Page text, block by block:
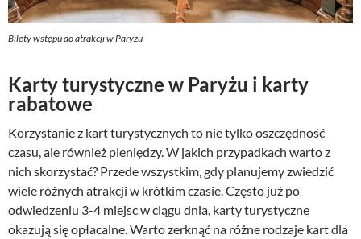
Bilety wstępu do atrakcji w Paryżu
Karty turystyczne w Paryżu i karty
rabatowe
Korzystanie z kart turystycznych to nie tylko oszczędność
czasu, ale również pieniędzy. W jakich przypadkach warto z
nich skorzystać? Przede wszystkim, gdy planujemy zwiedzić
wiele różnych atrakcji w krótkim czasie. Często już po
odwiedzeniu 3-4 miejsc w ciągu dnia, karty turystyczne
okazują się opłacalne. Warto zerknąć na różne rodzaje kart dla